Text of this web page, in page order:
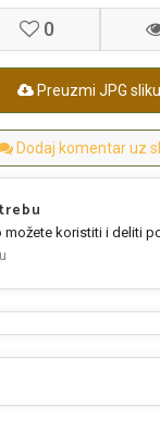
0
Preuzmi JPG sliku
Dodaj komentar uz
možete koristiti i deliti